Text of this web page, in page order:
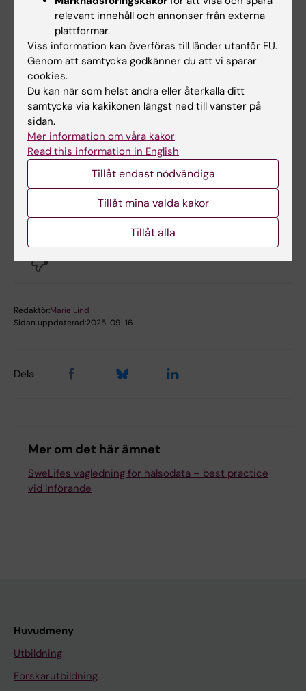
på nätet 2011, Ordinationsprocessen 2012,
Framtidens intygsprocess 2012, blockkedjelösning
för dokumentdelning 2017) eller förvalta nationellt
(Snomed CT 2017-2022).
Rikards största intresse har varit gränsområdet
mellan teknik och medicin och att använda
hälsodata för ökad kunskap och smidigare
samarbete i individens möte med hälso- och
sjukvården.
Hade du nytta av informationen på denna sida?
Yes
No
Redaktör:Marie Lind
Sidan uppdaterad:2025-09-16
Dela
Mer om det här ämnet
SweLifes vägledning för hälsodata – best practice
vid införande
Huvudmeny
Utbildning
Forskarutbildning
relevant innehåll och annonser från externa
plattformar.
Viss information kan överföras till länder utanför EU.
Genom att samtycka godkänner du att vi sparar
cookies.
Du kan när som helst ändra eller återkalla ditt
samtycke via kakikonen längst ned till vänster på
sidan.
Mer information om våra kakor
Read this information in English
Tillåt endast nödvändiga
Tillåt mina valda kakor
Tillåt alla